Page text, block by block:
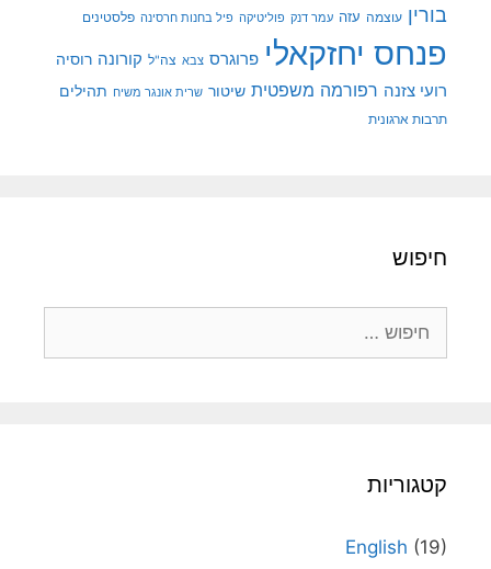
בורין עוצמה עזה עמר דנק פוליטיקה פיל בחנות חרסינה פלסטינים
פנחס יחזקאלי פרוגרס צבא צה"ל קורונה רוסיה
רועי צזנה רפורמה משפטית שיטור שרית אונגר משיח תהילים
תרבות ארגונית
חיפוש
קטגוריות
English (19)